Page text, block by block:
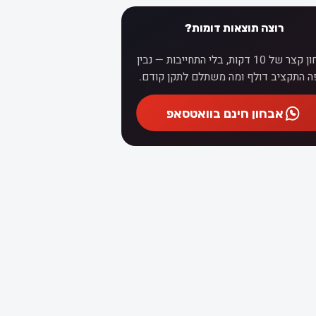
רוצה תוצאות דומות?
אבחון קצר של 10 דקות, בלי התחייבות — נבין
התקציב דולף ומה משתלם לתקן קודם.
אבחון חינם בוואטסאפ